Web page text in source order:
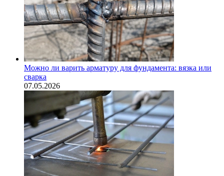
Можно ли варить арматуру для фундамента: вязка или
сварка
07.05.2026